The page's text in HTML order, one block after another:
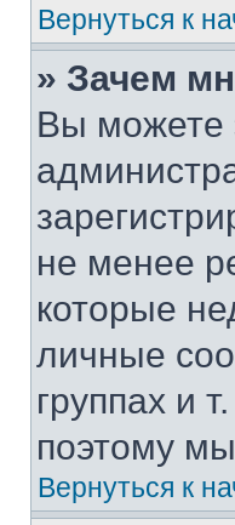
Вернуться к
» Зачем
Вы можете
не менее
которые
личные
группах и
поэтому
Вернуться к